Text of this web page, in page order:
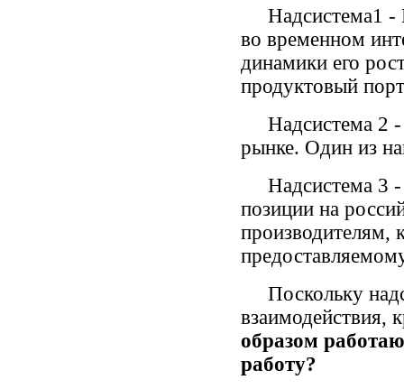
Надсистема1 -
во временном
динамики его
продуктовый
Надсистема 2 -
рынке. Один из
Надсистема 3 -
позиции на
производителям,
Поскольку
взаимодействия,
образом
работу?